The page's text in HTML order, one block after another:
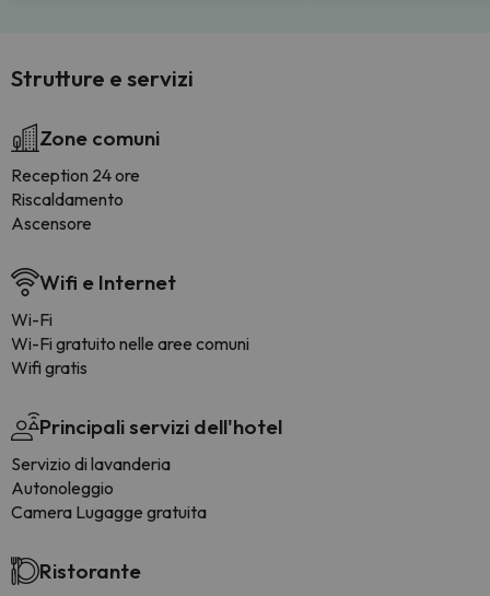
Strutture e servizi
Zone comuni
Reception 24 ore
Riscaldamento
Ascensore
Wifi e Internet
Wi-Fi
Wi-Fi gratuito nelle aree comuni
Wifi gratis
Principali servizi dell'hotel
Servizio di lavanderia
Autonoleggio
Camera Lugagge gratuita
Ristorante